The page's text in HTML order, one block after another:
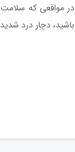
در مواقعی که
باشید، دچار درد